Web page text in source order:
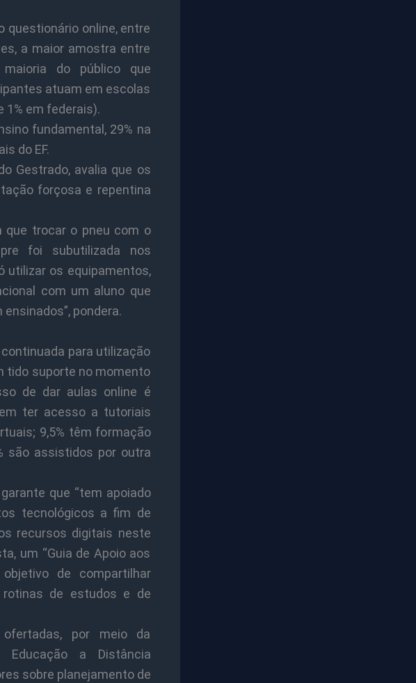
questionário online, entre
a maior amostra entre
do público que
atuam em escolas
1% em federais).
fundamental, 29% na
do EF.
Gestrado, avalia que os
forçosa e repentina
que trocar o pneu com o
foi subutilizada nos
utilizar os equipamentos,
com um aluno que
pondera.
para utilização
tido suporte no momento
de dar aulas online é
ter acesso a tutoriais
9,5% têm formação
são assistidos por outra
que “tem apoiado
tecnológicos a fim de
recursos digitais neste
um “Guia de Apoio aos
de compartilhar
rotinas de estudos e de
por meio da
Educação a Distância
sobre planejamento de